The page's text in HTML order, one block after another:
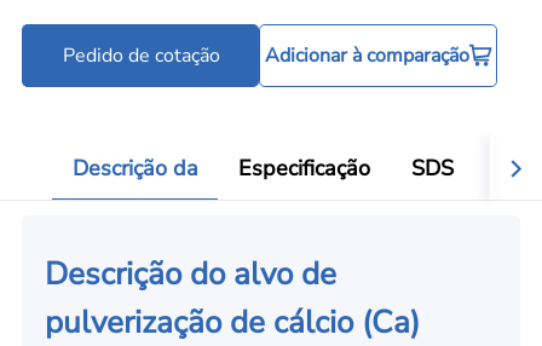
Pedido de cotação Adicionar à comparação
Descrição da Especificação SDS
Descrição do alvo de
pulverização de cálcio (Ca)